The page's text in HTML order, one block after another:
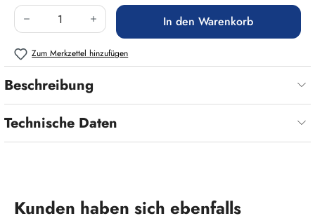
Produkt Anzahl: Gib den gewünschten Wert
In den Warenkorb
Zum Merkzettel hinzufügen
Beschreibung
Technische Daten
Produktgalerie überspringen
Kunden haben sich ebenfalls